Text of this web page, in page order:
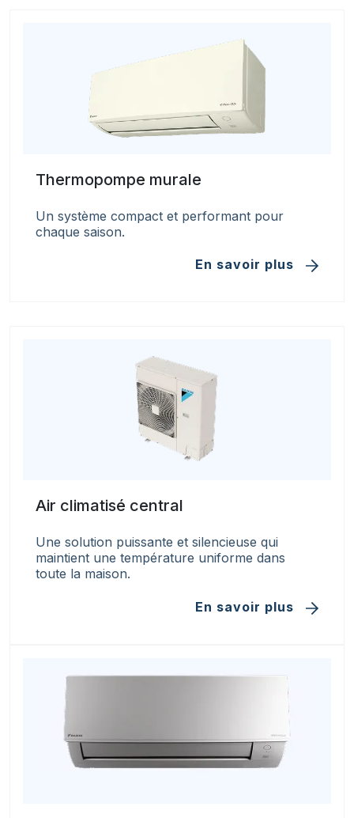
Thermopompe murale
Un système compact et performant pour
chaque saison.
En savoir plus
Air climatisé central
Une solution puissante et silencieuse qui
maintient une température uniforme dans
toute la maison.
En savoir plus